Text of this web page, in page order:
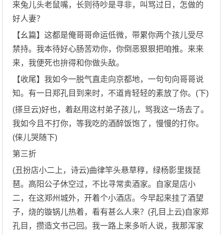
来兔儿头老鼠嘴，长则待吵是寻非，叫骂过日，怎做的
好人妻？
【幺篇】这都是俺哥哥命运低微，带累你两个孩儿受尽
禁持。我本待好心肠苦劝你，你倒恶狠狠把咱推。来来
来，我便死也拚得和你做头敌。
【收尾】我如今一脱气直走向京都地，一句句向哥哥说
知。有一日郑孔目到来时，不道肯轻轻的素放了你。(下)
(搽旦云)好也，着赵用这村弟子孩儿，骂我这一场去了。
我如今且不打你，等我吃的酒醉饭饱了，慢慢的打你。
(俫儿哭随下)
第三折
(丑扮店小二上，诗云)曲律竿头悬草稕，绿杨影里拨琵
琶。高阳公子休空过，不比寻常卖酒家。自家是店小
二，在这郑州城外，开着个小酒店。今早起来挂了酒望
子，烧的镟锅儿热着，看有甚么人来？(孔目上云)自家郑
孔目，攒造文书己回。我一路上来多听人说，我那浑家